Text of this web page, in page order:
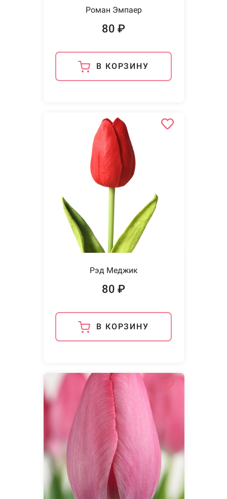
Роман Эмпаер
80 ₽
В КОРЗИНУ
Рэд Меджик
80 ₽
В КОРЗИНУ